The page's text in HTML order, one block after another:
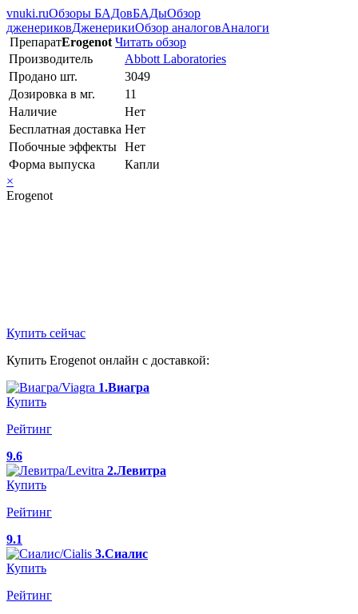
vnuki.ruОбзоры БАДовБАДыОбзор
дженериковДженерикиОбзор аналоговАналоги
ПрепаратErogenot Читать обзор
Производитель
Abbott Laboratories
Продано шт.
3049
Дозировка в мг.
11
Наличие
Нет
Бесплатная доставка Нет
Побочные эффекты Нет
Форма выпуска
Капли
×
Erogenot
Купить сейчас
Купить Erogenot онлайн с доставкой:
1.Виагра
Купить
Рейтинг
9.6
2.Левитра
Купить
Рейтинг
9.1
3.Сиалис
Купить
Рейтинг